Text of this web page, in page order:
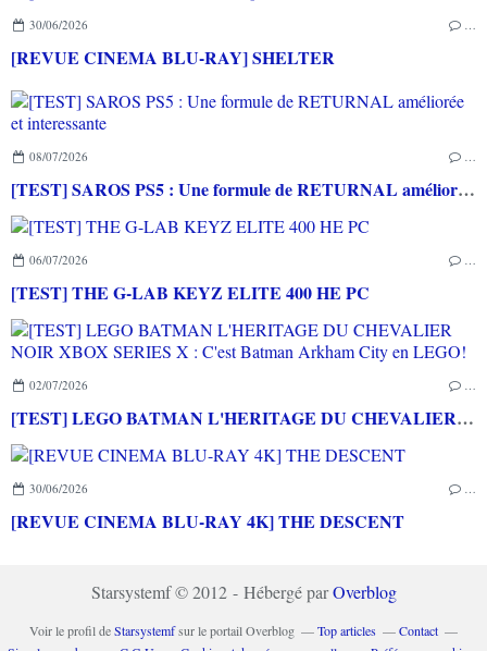
30/06/2026
[REVUE CINEMA BLU-RAY] SHELTER
08/07/2026
[TEST] SAROS PS5 : Une formule de RETURNAL améliorée et interessante
06/07/2026
[TEST] THE G-LAB KEYZ ELITE 400 HE PC
02/07/2026
[TEST] LEGO BATMAN L'HERITAGE DU CHEVALIER NOIR XBOX SERIES X : C'est Batman Arkham City en LEGO!
30/06/2026
[REVUE CINEMA BLU-RAY 4K] THE DESCENT
Starsystemf © 2012 - Hébergé parOverblog
Voir le profil deStarsystemfsur le portail Overblog Top articles
Contact